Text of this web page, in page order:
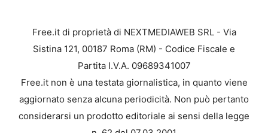
Free.it di proprietà di NEXTMEDIAWEB SRL - Via
Sistina 121, 00187 Roma (RM) - Codice Fiscale e
Partita I.V.A. 09689341007
Free.it non è una testata giornalistica, in quanto viene
aggiornato senza alcuna periodicità. Non può pertanto
considerarsi un prodotto editoriale ai sensi della legge